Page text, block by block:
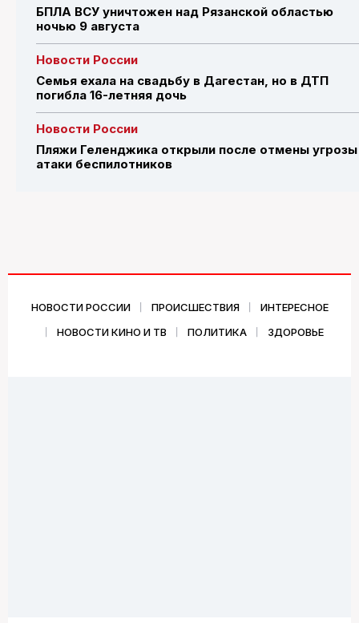
БПЛА ВСУ уничтожен над Рязанской областью
ночью 9 августа
Новости России
Семья ехала на свадьбу в Дагестан, но в ДТП
погибла 16-летняя дочь
Новости России
Пляжи Геленджика открыли после отмены угрозы
атаки беспилотников
НОВОСТИ РОССИИ ПРОИСШЕСТВИЯ
ИНТЕРЕСНОЕ
НОВОСТИ КИНО И ТВ
ПОЛИТИКА ЗДОРОВЬЕ